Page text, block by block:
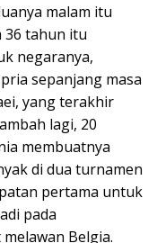
malam itu
36 tahun itu
negaranya,
sepanjang masa
yang terakhir
lagi, 20
membuatnya
di dua turnamen
pertama untuk
pada
Belgia.